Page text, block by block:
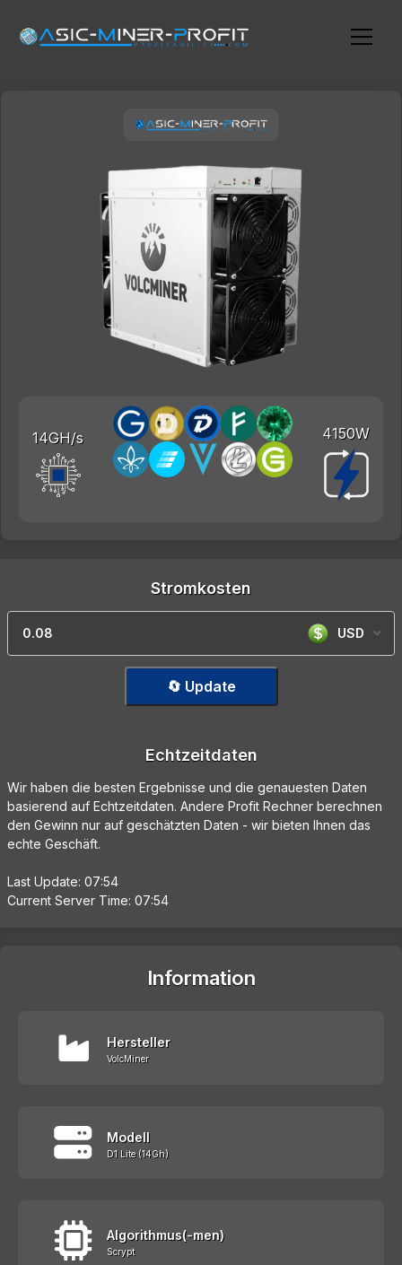
14GH/s 4150W
Stromkosten
USD
🔄 Update
Echtzeitdaten
Wir haben die besten Ergebnisse und die genauesten Daten
basierend auf Echtzeitdaten. Andere Profit Rechner berechnen
den Gewinn nur auf geschätzten Daten - wir bieten Ihnen das
echte Geschäft.
Last Update: 07:54
Current Server Time: 07:54
Information
Hersteller
VolcMiner
Modell
D1 Lite (14Gh)
Algorithmus(-men)
Scrypt